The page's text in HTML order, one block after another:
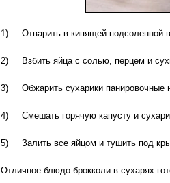
1) Отварить в кипящей подсоленной
2) Взбить яйца с солью, перцем и
3) Обжарить сухарики панировочные
4) Смешать горячую капусту и
5) Залить все яйцом и тушить под
Отличное блюдо брокколи в сухарях